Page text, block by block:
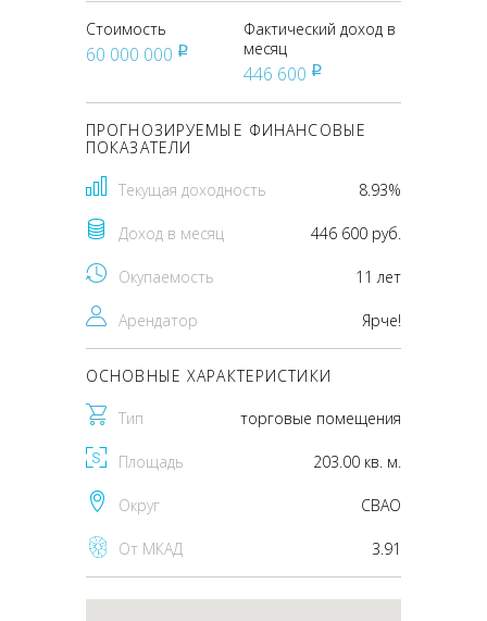
Стоимость
60 000 000 pуб
Фактический доход в
месяц
446 600 pуб
ПРОГНОЗИРУЕМЫЕ ФИНАНСОВЫЕ
ПОКАЗАТЕЛИ
Текущая доходность 8.93%
Доход в месяц 446 600 руб.
Окупаемость 11 лет
Арендатор Ярче!
ОСНОВНЫЕ ХАРАКТЕРИСТИКИ
Тип торговые помещения
Площадь 203.00 кв. м.
Округ CВАО
От МКАД 3.91